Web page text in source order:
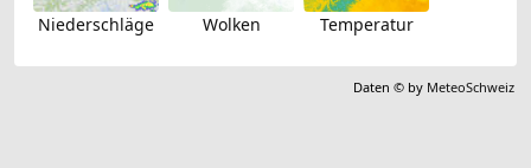
Niederschläge Wolken Temperatur
Daten © by MeteoSchweiz